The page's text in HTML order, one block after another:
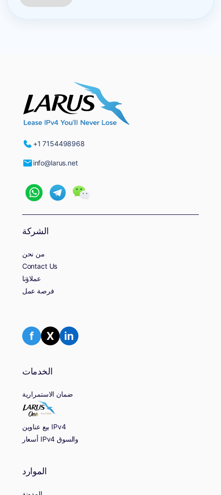
+1 7154498968
info@larus.net
الشركة
من نحن
Contact Us
عملاؤنا
فرصة عمل
f X in
الخدمات
ضمان الاستمرارية
بيع عناوين IPv4
أسعار IPv4 والسوق
الموارد